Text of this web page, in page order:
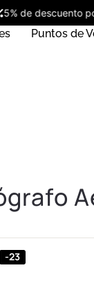
5% de
Puntos de
-23